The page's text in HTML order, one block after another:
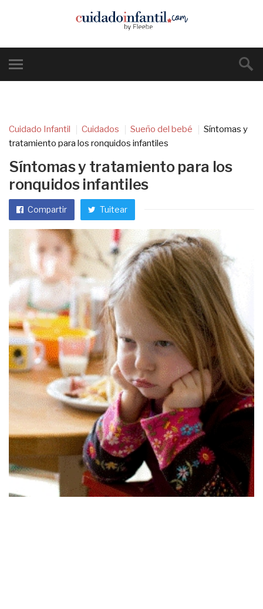
Cuidado Infantil Cuidados Sueño del bebé
Síntomas y
tratamiento para los ronquidos infantiles
Síntomas y tratamiento para los
ronquidos infantiles
Compartir Tuitear